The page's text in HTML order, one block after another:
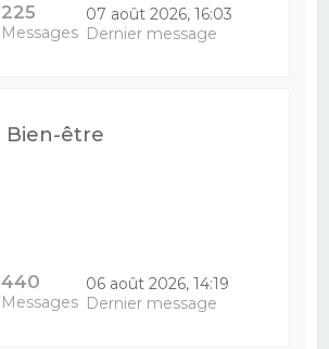
225
Messages
07 août 2026, 16:03
Dernier message
Bien-être
440
Messages
06 août 2026, 14:19
Dernier message